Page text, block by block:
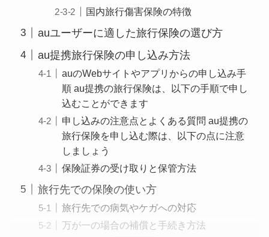
国内旅行傷害保険の特徴
auユーザーに適した旅行保険の選び方
au提携旅行保険の申し込み方法
auのWebサイトやアプリからの申し込み手
順 au提携の旅行保険は、以下の手順で申し
込むことができます
申し込みの注意点とよくある質問 au提携の
旅行保険を申し込む際は、以下の点に注意
しましょう
保険証券の受け取りと保管方法
旅行先での保険の使い方
旅行先での病気やケガへの対応
万が一の場合の補償と手続き方法